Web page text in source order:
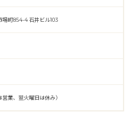
場町854-4 石井ビル103
業、翌火曜日は休み）